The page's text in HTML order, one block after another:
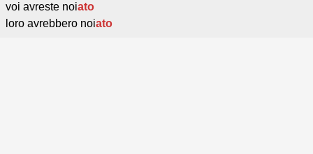
voi avreste noiato
loro avrebbero noiato